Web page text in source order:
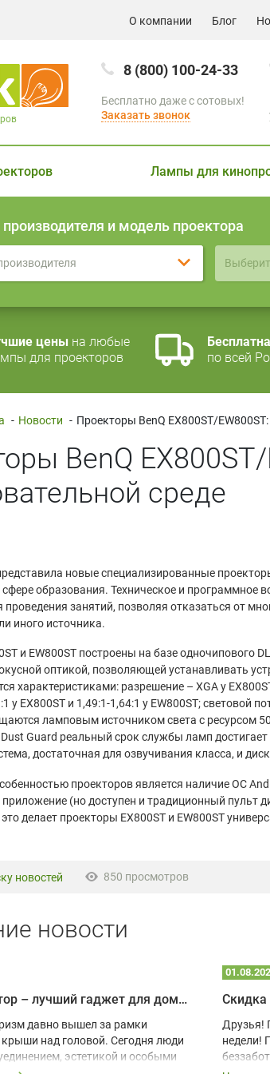
О компании Блог
8 (800) 100-24-33
Бесплатно даже с сотовых!
Заказать звонок
Лампы для
и модель проектора
цены на любые
для проекторов
по всей
- Новости -
BenQ
среде
новые специализированные
образования. Техническое и программное
занятий, позволяя отказаться от
иного источника.
и EW800ST построены на базе одночипового
оптикой, позволяющей устанавливать
характеристиками: разрешение – XGA у
у EX800ST и 1,49:1-1,64:1 у EW800ST; световой
ламповым источником света с ресурсом
Dust Guard реальный срок службы ламп
достаточная для озвучивания класса, и
проекторов является наличие ОС
(но доступен и традиционный пульт
делает проекторы EX800ST и EW800ST
новостей 850 просмотров
новости
Почему проектор – лучший гаджет для домика в глэмпинге
давно вышел за рамки
крыши над головой. Сегодня люди
эстетикой и особыми
Скидка
Друзья!
недели!